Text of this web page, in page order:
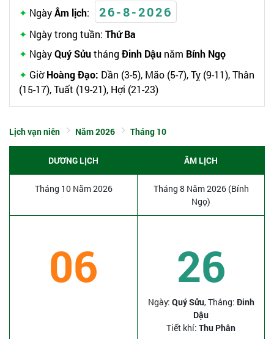
NgàyÂm lịch: 26-8-2026
Ngày trong tuần: Thứ Ba
NgàyQuý Sửutháng Đinh Dậu năm Bính Ngọ
GiờHoàng Đạo: Dần (3-5), Mão (5-7), Tỵ (9-11), Thân
(15-17), Tuất (19-21), Hợi (21-23)
Lịch vạn niên Năm 2026 Tháng 10
DƯƠNG LỊCH ÂM LỊCH
Tháng 10 Năm 2026
Tháng 8 Năm 2026 (Bính
Ngọ)
06 26
Ngày: Quý Sửu, Tháng: Đinh
Dậu
Tiết khí: Thu Phân